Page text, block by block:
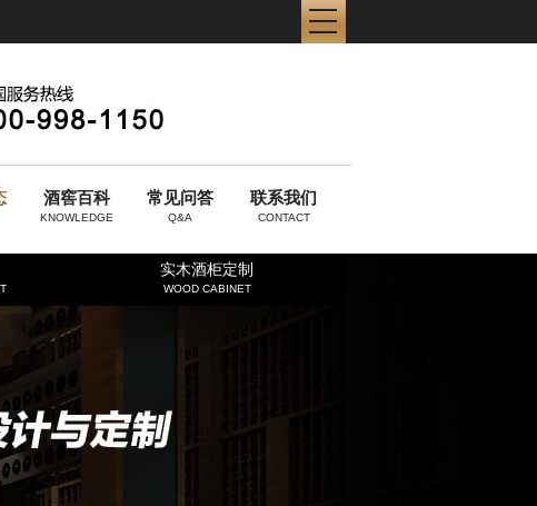
酒窖百科
KNOWLEDGE
常见问答
Q&A
联系我们
CONTACT
实木酒柜定制
WOOD CABINET